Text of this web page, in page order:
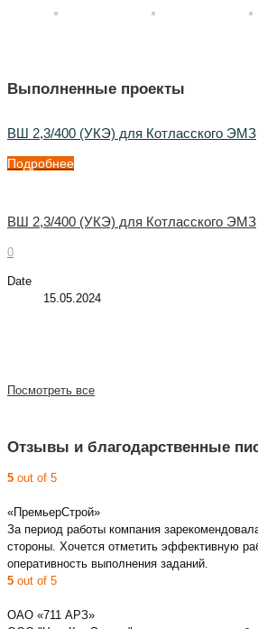
Выполненные проекты
ВШ 2,3/400 (УКЭ) для Котласского ЭМЗ
Подробнее
ВШ 2,3/400 (УКЭ) для Котласского ЭМЗ
0
Date
15.05.2024
Посмотреть все
Отзывы и благодарственные
5 out of 5
«ПремьерСтрой»
За период работы компания
стороны. Хочется отметить эффективную
оперативность выполнения заданий.
5 out of 5
ОАО «711 АРЗ»